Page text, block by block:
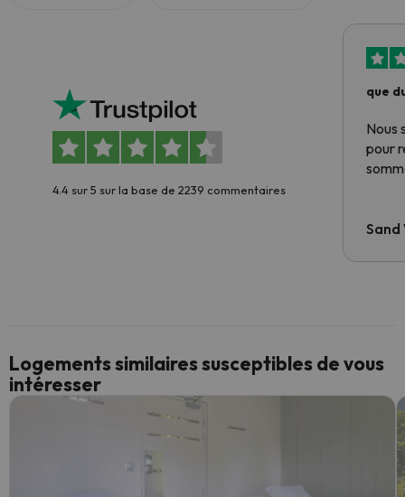
4.4 sur 5 sur la base de 2239 commentaires
que
Nous
pour
Sand
Logements similaires susceptibles de vous
intéresser